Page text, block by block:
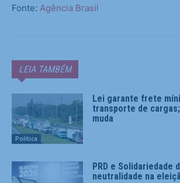
Fonte: Agência Brasil
LEIA TAMBÉM
Política
Lei garante frete
transporte de
muda
PRD e Solidariedade
neutralidade na